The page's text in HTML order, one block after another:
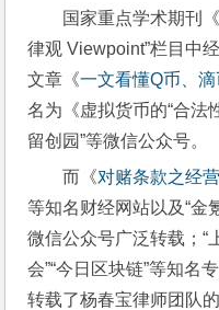
国家重点学术期刊
律观 Viewpoint”栏目中
文章《一文看懂Q币、
名为《虚拟货币的“合法
留创园”等微信公众号。
而《对赌条款之经
等知名财经网站以及“金
微信公众号广泛转载；“
会”“今日区块链”等知名
转载了杨春宝律师团队